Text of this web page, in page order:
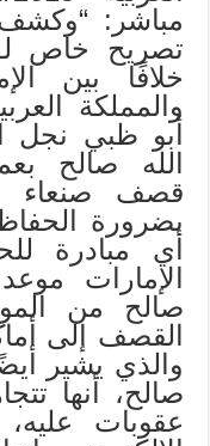
مباشر:
تصريح خاص
خلافًا بين
والمملكة
أبو ظبي نجل
الله صالح
قصف صنعاء
بضرورة
أي مبادرة
الإمارات
صالح من
القصف إلى
والذي يشير
صالح، أنها
عقوبات